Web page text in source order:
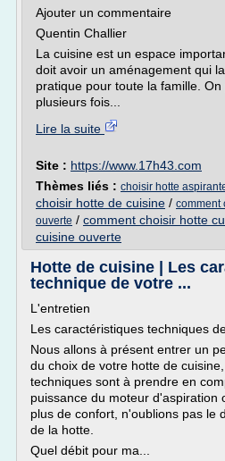
Ajouter un commentaire
Quentin Challier
La cuisine est un espace
doit avoir un aménagement qui
pratique pour toute la famille.
plusieurs fois...
Lire la suite
Site : https://www.17h43.com
Thèmes liés : choisir hotte
choisir hotte de cuisine / comment
ouverte / comment choisir hotte
cuisine ouverte
Hotte de cuisine | Les
technique de votre ...
L'entretien
Les caractéristiques techniques
Nous allons à présent entrer un
du choix de votre hotte de
techniques sont à prendre en
puissance du moteur d'aspiration
plus de confort, n'oublions pas le
de la hotte.
Quel débit pour ma...